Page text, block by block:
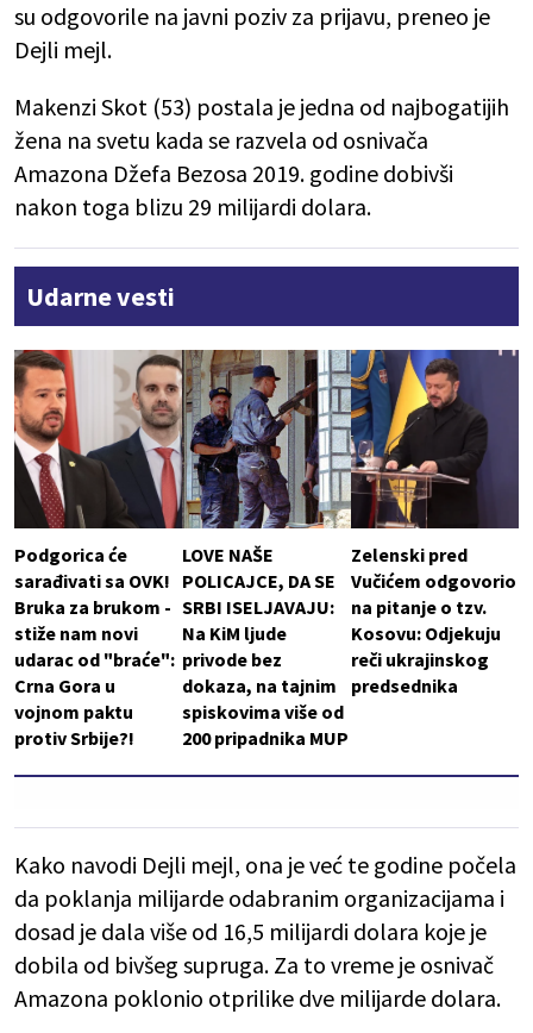
su odgovorile na javni poziv za prijavu, preneo je
Dejli mejl.
Makenzi Skot (53) postala je jedna od najbogatijih
žena na svetu kada se razvela od osnivača
Amazona Džefa Bezosa 2019. godine dobivši
nakon toga blizu 29 milijardi dolara.
Udarne vesti
Podgorica će
sarađivati sa OVK!
Bruka za brukom -
stiže nam novi
udarac od "braće":
Crna Gora u
vojnom paktu
protiv Srbije?!
LOVE NAŠE
POLICAJCE, DA SE
SRBI ISELJAVAJU:
Na KiM ljude
privode bez
dokaza, na tajnim
spiskovima više od
200 pripadnika MUP
Zelenski pred
Vučićem odgovorio
na pitanje o tzv.
Kosovu: Odjekuju
reči ukrajinskog
predsednika
Kako navodi Dejli mejl, ona je već te godine počela
da poklanja milijarde odabranim organizacijama i
dosad je dala više od 16,5 milijardi dolara koje je
dobila od bivšeg supruga. Za to vreme je osnivač
Amazona poklonio otprilike dve milijarde dolara.